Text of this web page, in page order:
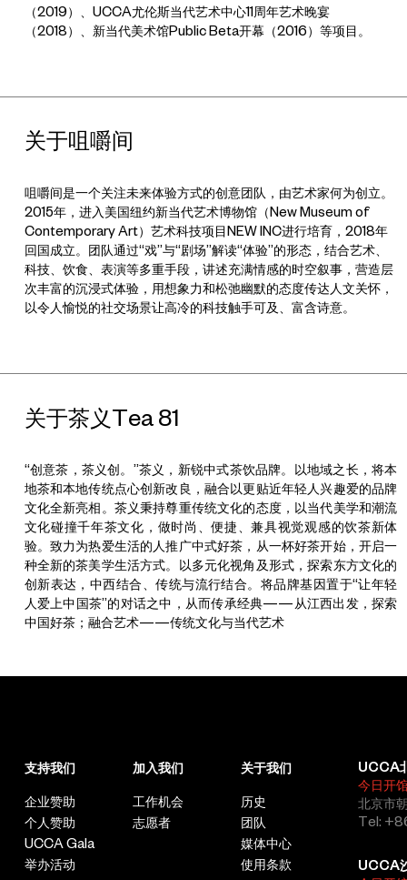
（2019）、UCCA尤伦斯当代艺术中心11周年艺术晚宴
（2018）、新当代美术馆Public Beta开幕（2016）等项目。
关于咀嚼间
咀嚼间是一个关注未来体验方式的创意团队，由艺术家何为创立。
2015年，进入美国纽约新当代艺术博物馆（New Museum of
Contemporary Art）艺术科技项目NEW INC进行培育，2018年
回国成立。团队通过“戏”与“剧场”解读“体验”的形态，结合艺术、
科技、饮食、表演等多重手段，讲述充满情感的时空叙事，营造层
次丰富的沉浸式体验，用想象力和松弛幽默的态度传达人文关怀，
以令人愉悦的社交场景让高冷的科技触手可及、富含诗意。
关于茶义Tea 81
“创意茶，茶义创。”茶义，新锐中式茶饮品牌。以地域之长，将本
地茶和本地传统点心创新改良，融合以更贴近年轻人兴趣爱的品牌
文化全新亮相。茶义秉持尊重传统文化的态度，以当代美学和潮流
文化碰撞千年茶文化，做时尚、便捷、兼具视觉观感的饮茶新体
验。致力为热爱生活的人推广中式好茶，从一杯好茶开始，开启一
种全新的茶美学生活方式。以多元化视角及形式，探索东方文化的
创新表达，中西结合、传统与流行结合。将品牌基因置于“让年轻
人爱上中国茶”的对话之中，从而传承经典——从江西出发，探索
中国好茶；融合艺术——传统文化与当代艺术
支持我们
企业赞助
个人赞助
UCCA Gala
举办活动
加入我们
工作机会
志愿者
关于我们
历史
团队
媒体中心
使用条款
UCCA
今日开
北京市
Tel:
UCCA